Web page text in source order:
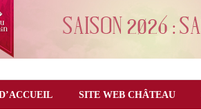
SITE WEB CHÂTEAU